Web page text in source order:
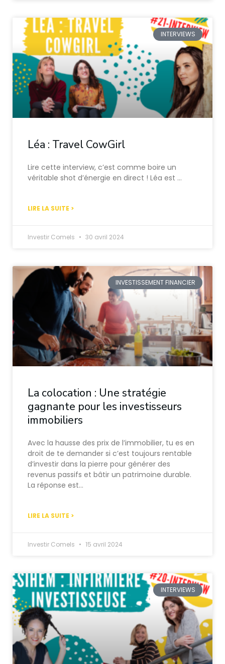
INTERVIEWS
Léa : Travel CowGirl
Lire cette interview, c’est comme boire un
véritable shot d’énergie en direct ! Léa est …
LIRE LA SUITE >
Investir Comels 30 avril 2024
INVESTISSEMENT FINANCIER
La colocation : Une stratégie
gagnante pour les investisseurs
immobiliers
Avec la hausse des prix de l’immobilier, tu es en
droit de te demander si c’est toujours rentable
d’investir dans la pierre pour générer des
revenus passifs et bâtir un patrimoine durable.
La réponse est…
LIRE LA SUITE >
Investir Comels 15 avril 2024
INTERVIEWS